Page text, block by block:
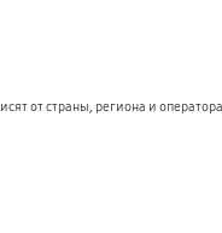
от страны, региона и